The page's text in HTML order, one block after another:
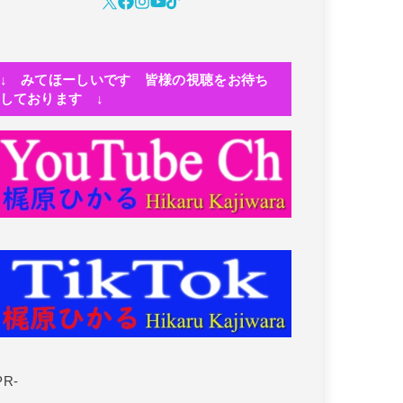
↓ みてほーしいです 皆様の視聴をお待ち
しております ↓